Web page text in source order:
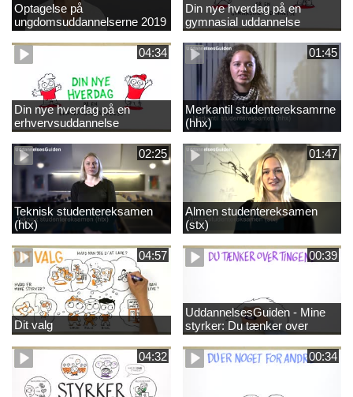
Optagelse på
ungdomsuddannelserne 2019
Din nye hverdag på en
gymnasial uddannelse
04:34
Din nye hverdag på en
erhvervsuddannelse
01:45
Merkantil studentereksamrne
(hhx)
02:25
Teknisk studentereksamen
(htx)
01:47
Almen studentereksamen
(stx)
04:57
Dit valg
00:39
UddannelsesGuiden - Mine
styrker: Du tænker over
tingene
04:32
00:34